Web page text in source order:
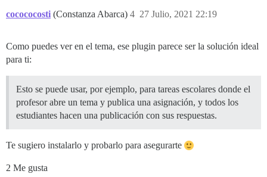
cocococosti (Constanza Abarca) 27 Julio, 2021 22:19
4
Como puedes ver en el tema, ese plugin parece ser la solución ideal
para ti:
Esto se puede usar, por ejemplo, para tareas escolares donde el
profesor abre un tema y publica una asignación, y todos los
estudiantes hacen una publicación con sus respuestas.
Te sugiero instalarlo y probarlo para asegurarte
2 Me gusta